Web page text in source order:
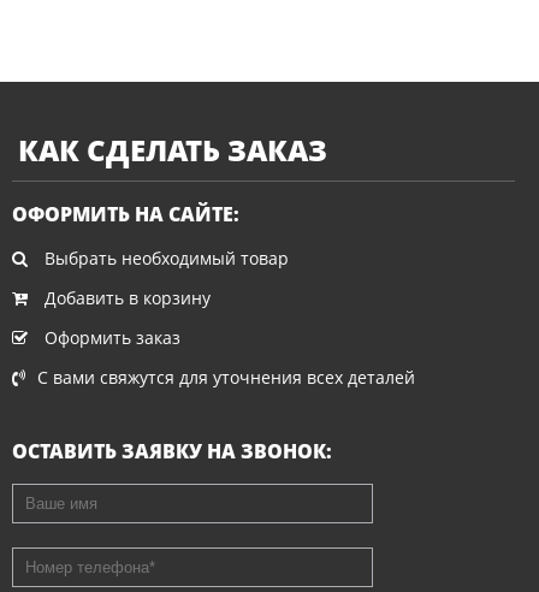
КАК СДЕЛАТЬ ЗАКАЗ
ОФОРМИТЬ НА САЙТЕ:
Выбрать необходимый товар
Добавить в корзину
Оформить заказ
С вами свяжутся для уточнения всех деталей
ОСТАВИТЬ ЗАЯВКУ НА ЗВОНОК:
Ваше имя
Номер телефона